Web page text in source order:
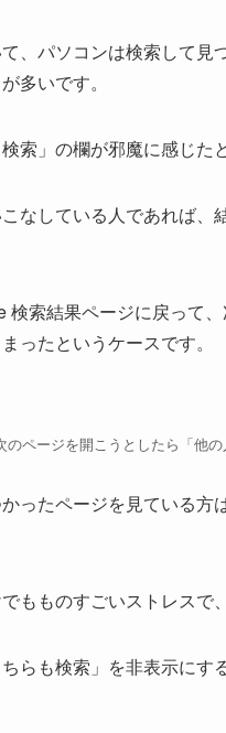
、パソコンは検索して
多いです。
索」の欄が邪魔に感じた
なしている人であれば
索結果ページに戻って
ったというケースです。
のページを開こうとしたら「他
ったページを見ている
もものすごいストレスで
らも検索」を非表示にす